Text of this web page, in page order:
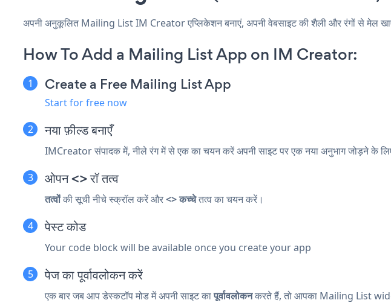
अपनी अनुकूलित Mailing List IM Creator एप्लिकेशन बनाएं, अपनी वेबसाइट की शैली और रंगों से मेल
How To Add a Mailing List App on IM Creator:
Create a Free Mailing List App
Start for free now
नया फ़ील्ड बनाएँ
IMCreator संपादक में, नीले रंग में से एक का चयन करेंअपनी साइट पर एक नया अनुभाग जोड़ने के
ओपन <> रॉ तत्व
तत्वोंकी सूची नीचे स्क्रॉल करें और<> कच्चेतत्व का चयन करें।
पेस्ट कोड
Your code block will be available once you create your app
पेज का पूर्वावलोकन करें
एक बार जब आप डेस्कटॉप मोड में अपनी साइट कापूर्वावलोकनकरते हैं, तो आपका Mailing List